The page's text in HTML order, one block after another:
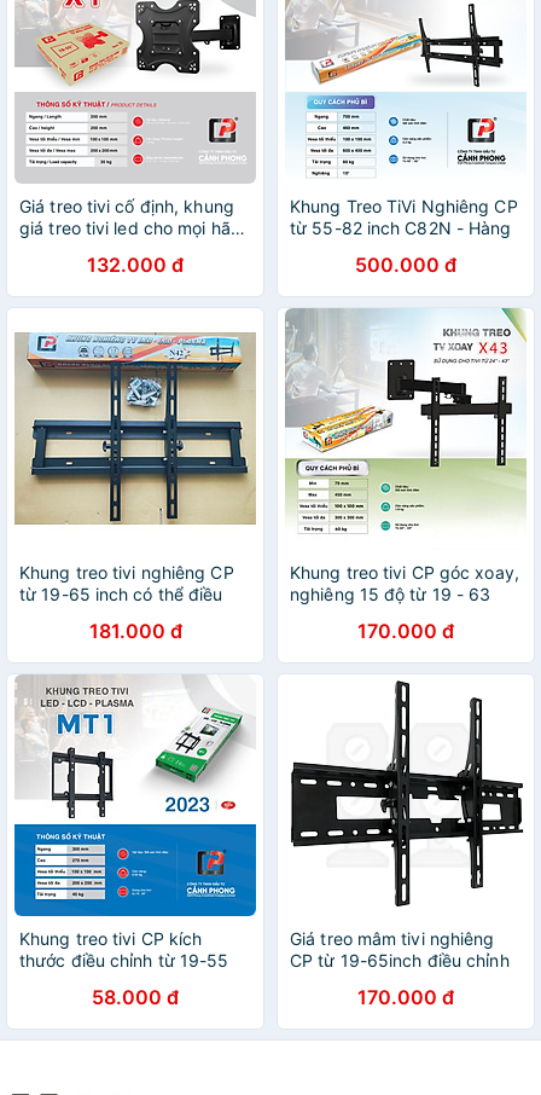
Giá treo tivi cố định, khung
giá treo tivi led cho mọi hãng
Chính Hãng132.000 đ
Khung Treo TiVi Nghiêng CP
từ 55-82 inch C82N - Hàng
500.000 đ
Khung treo tivi nghiêng CP
từ 19-65 inch có thể điều
Chính Hãng181.000 đ
Khung treo tivi CP góc xoay,
nghiêng 15 độ từ 19 - 63
170.000 đ
Khung treo tivi CP kích
thước điều chỉnh từ 19-55
Hàng Chính Hãng
58.000 đ
Giá treo mâm tivi nghiêng
CP từ 19-65inch điều chỉnh
170.000 đ